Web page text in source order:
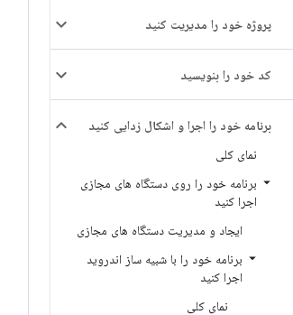
پروژه خود را مدیریت کنید
کد خود را بنویسید
برنامه خود را اجرا و اشکال زدایی کنید
نمای کلی
برنامه خود را روی دستگاه های مجازی
اجرا کنید
ایجاد و مدیریت دستگاه های مجازی
برنامه خود را با شبیه ساز اندروید
اجرا کنید
نمای کلی